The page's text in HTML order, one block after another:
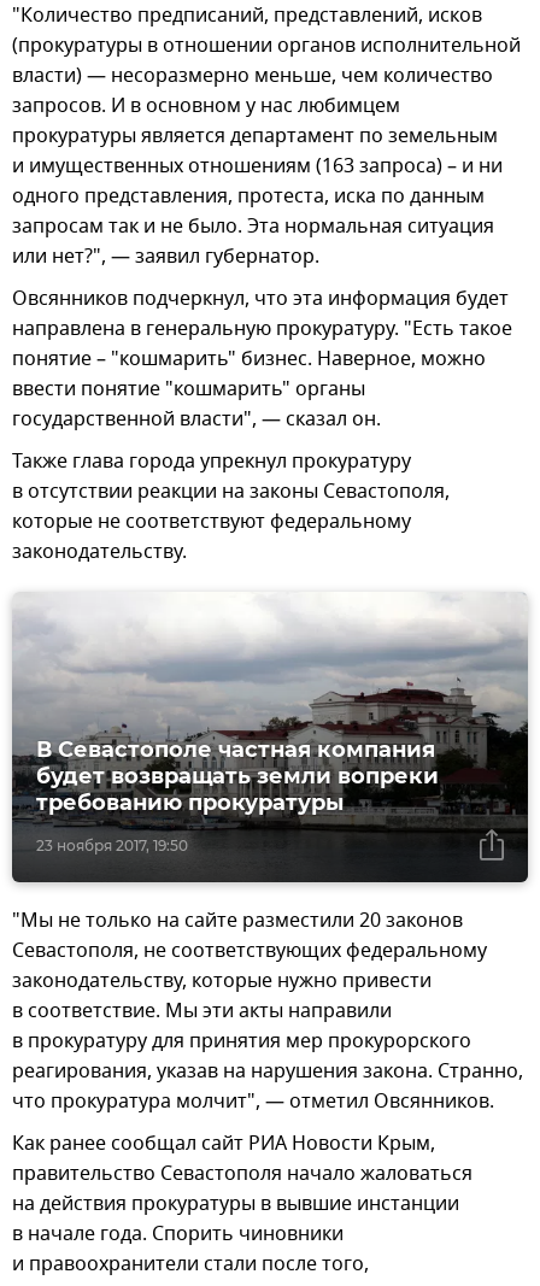
"Количество предписаний, представлений, исков
(прокуратуры в отношении органов исполнительной
власти) — несоразмерно меньше, чем количество
запросов. И в основном у нас любимцем
прокуратуры является департамент по земельным
и имущественных отношениям (163 запроса) – и ни
одного представления, протеста, иска по данным
запросам так и не было. Эта нормальная ситуация
или нет?", — заявил губернатор.
Овсянников подчеркнул, что эта информация будет
направлена в генеральную прокуратуру. "Есть такое
понятие – "кошмарить" бизнес. Наверное, можно
ввести понятие "кошмарить" органы
государственной власти", — сказал он.
Также глава города упрекнул прокуратуру
в отсутствии реакции на законы Севастополя,
которые не соответствуют федеральному
законодательству.
23 ноября 2017, 19:50
В Севастополе частная компания
будет возвращать земли вопреки
требованию прокуратуры
"Мы не только на сайте разместили 20 законов
Севастополя, не соответствующих федеральному
законодательству, которые нужно привести
в соответствие. Мы эти акты направили
в прокуратуру для принятия мер прокурорского
реагирования, указав на нарушения закона. Странно,
что прокуратура молчит", — отметил Овсянников.
Как ранее сообщал сайт РИА Новости Крым,
правительство Севастополя начало жаловаться
на действия прокуратуры в вывшие инстанции
в начале года. Спорить чиновники
и правоохранители стали после того,